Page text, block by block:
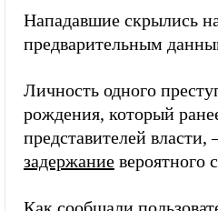
Нападавшие скрылись
предварительным
Личность одного
рождения, который
представителей
задержание вероятного